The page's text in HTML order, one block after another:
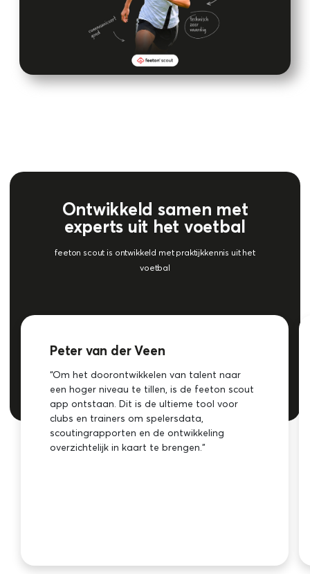
Ontwikkeld samen met
experts uit het voetbal
feeton scout is ontwikkeld met praktijkkennis uit het
voetbal
Ontwikkeld samen met experts
uit het voetbal
Peter van der Veen
“Om het doorontwikkelen van talent naar
een hoger niveau te tillen, is de feeton scout
app ontstaan. Dit is de ultieme tool voor
clubs en trainers om spelersdata,
scoutingrapporten en de ontwikkeling
overzichtelijk in kaart te brengen.”